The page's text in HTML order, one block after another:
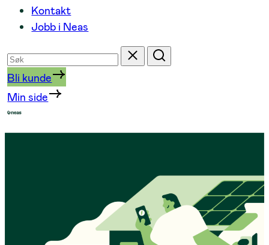
Kontakt
Jobb i Neas
Søk
etter
Tilbakestill
Søk
Bli kunde
Min side